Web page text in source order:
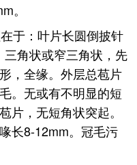
。
于：叶片长圆倒披针
角状或窄三角状，先
，全缘。外层总苞片
。无或有不明显的短
片，无短角状突起。
长8-12mm。冠毛污